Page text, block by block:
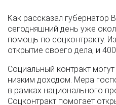
Как рассказал губернатор
сегодняшний день уже
помощь по соцконтракту.
открытие своего дела, и
Социальный контракт
низким доходом. Мера
в рамках национального
Соцконтракт помогает